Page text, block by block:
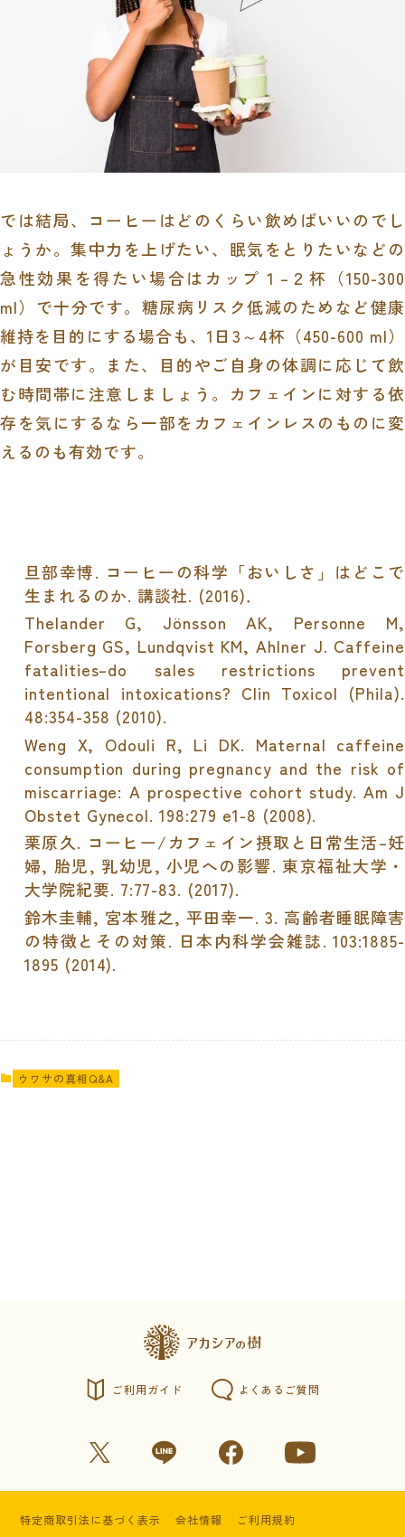
では結局、コーヒーはどのくらい飲めばいいのでし
ょうか。集中力を上げたい、眠気をとりたいなどの
急性効果を得たい場合はカップ１ – ２杯（150-300
ml）で十分です。糖尿病リスク低減のためなど健康
維持を目的にする場合も、1 日 3～ 4杯（450-600 ml）
が目安です。また、目的やご自身の体調に応じて飲
む時間帯に注意しましょう。カフェインに対する依
存を気にするなら一部をカフェインレスのものに変
えるのも有効です。
旦部幸博. コーヒーの科学「おいしさ」はどこで
生まれるのか. 講談社. (2016)．
Thelander G, Jönsson AK, Personne M,
Forsberg GS, Lundqvist KM, Ahlner J. Caffeine
fatalities–do sales restrictions prevent
intentional intoxications? Clin Toxicol (Phila).
48:354-358 (2010).
Weng X, Odouli R, Li DK. Maternal caffeine
consumption during pregnancy and the risk of
miscarriage: A prospective cohort study. Am J
Obstet Gynecol. 198:279 e1-8 (2008).
栗原久. コーヒー/カフェイン摂取と日常生活–妊
婦, 胎児, 乳幼児, 小児への影響. 東京福祉大学・
大学院紀要. 7:77-83. (2017).
鈴木圭輔, 宮本雅之, 平田幸一. 3. 高齢者睡眠障害
の特徴とその対策. 日本内科学会雑誌. 103:1885-
1895 (2014).
ウワサの真相Q&A
ご利用ガイド よくあるご質問
特定商取引法に基づく表示 会社情報
ご利用規約